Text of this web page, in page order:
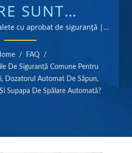
SUNT
DE
COMUNE
USCĂTORUL
DOZATORUL
DE SĂPUN,
AUTOMAT
cu aprobat de siguranță |
de mâini și dozatoare de
ISO 9001 & 14001
/ FAQ
/
De Siguranță Comune Pentru
Dozatorul Automat De Săpun,
Supapa De Spălare Automată?